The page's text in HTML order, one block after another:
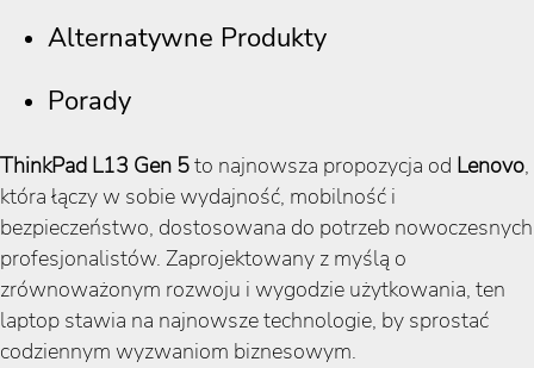
Alternatywne Produkty
Porady
ThinkPad L13 Gen 5to najnowsza propozycja od Lenovo,
która łączy w sobie wydajność, mobilność i
bezpieczeństwo, dostosowana do potrzeb nowoczesnych
profesjonalistów. Zaprojektowany z myślą o
zrównoważonym rozwoju i wygodzie użytkowania, ten
laptop stawia na najnowsze technologie, by sprostać
codziennym wyzwaniom biznesowym.